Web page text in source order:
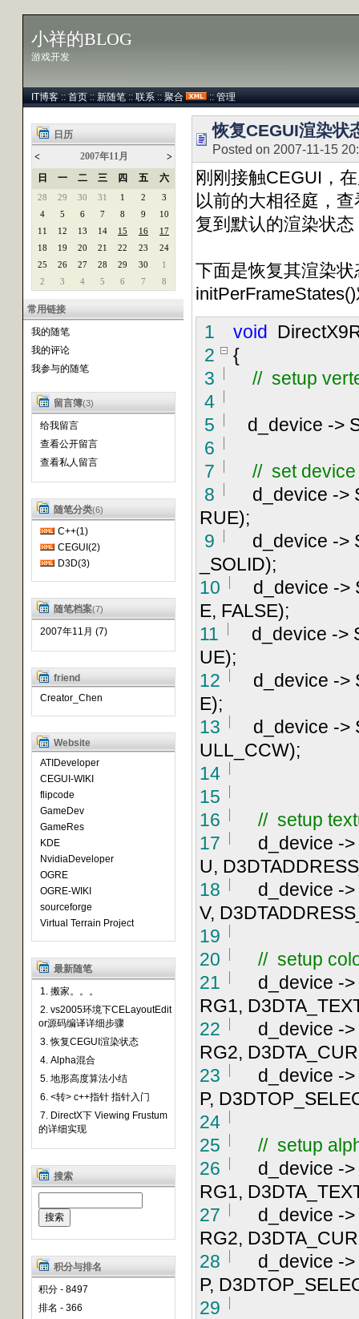
小祥的BLOG
游戏开发
IT博客 :: 首页 :: 新随笔 :: 联系 :: 聚合 :: 管理
日历
<
2007年11月
>
日
一 二 三 四 五 六
28 29 30 31 1 2
3
4
5 6 7 8 9
10
11
12 13 14 15 16
17
18
19 20 21 22 23
24
25
26 27 28 29 30
1
2
3 4 5 6 7 8
常用链接
我的随笔
我的评论
我参与的随笔
留言簿(3)
给我留言
查看公开留言
查看私人留言
随笔分类(6)
C++(1)
CEGUI(2)
D3D(3)
随笔档案(7)
2007年11月 (7)
friend
Creator_Chen
Website
ATIDeveloper
CEGUI-WIKI
flipcode
GameDev
GameRes
KDE
NvidiaDeveloper
OGRE
OGRE-WIKI
sourceforge
Virtual Terrain Project
最新随笔
1. 搬家。。。
2. vs2005环境下CELayoutEdit
or源码编译详细步骤
3. 恢复CEGUI渲染状态
4. Alpha混合
5. 地形高度算法小结
6. <转> c++指针 指针入门
7. DirectX下 Viewing Frustum
的详细实现
搜索
积分与排名
积分 - 8497
排名 - 366
恢复CEGUI渲染状
Posted on 2007-11-15
刚刚接触CEGUI，
以前的大相径庭，
复到默认的渲染状
下面是恢复其渲染
1 void
2
{
3
// setup
4
5
d_device ->
6
7
// set
8
d_device ->
RUE);
9
d_device ->
_SOLID);
10
d_device ->
E, FALSE);
11
d_device ->
UE);
12
d_device ->
E);
13
d_device ->
ULL_CCW);
14
15
16
// setup
17
d_device ->
U,
18
d_device ->
V,
19
20
// setup
21
d_device ->
RG1,
22
d_device ->
RG2,
23
d_device ->
P,
24
25
// setup
26
d_device ->
RG1,
27
d_device ->
RG2,
28
d_device ->
P,
29